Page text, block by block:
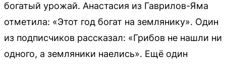
богатый урожай. Анастасия из Гаврилов-Яма
отметила: «Этот год богат на землянику». Один
из подписчиков рассказал: «Грибов не нашли ни
одного, а земляники наелись». Ещё один